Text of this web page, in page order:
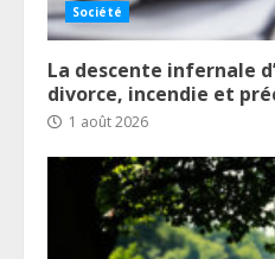
Société
La descente infernale
divorce, incendie et
1 août 2026